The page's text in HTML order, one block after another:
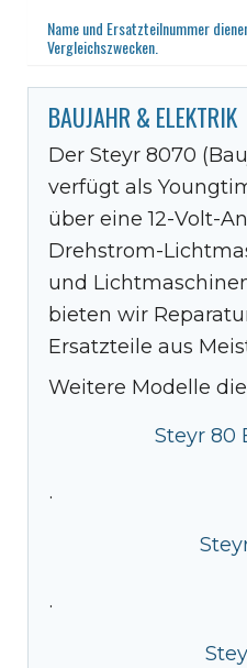
Name und Ersatzteilnummer
Vergleichszwecken.
BAUJAHR & ELEKTRIK
Der Steyr 8070
verfügt als
über eine 12-Volt-
Drehstrom-
und
bieten wir
Ersatzteile aus
Weitere Modelle
Steyr 80
·
·